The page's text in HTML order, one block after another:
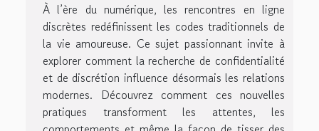
À l’ère du numérique, les rencontres en ligne
discrètes redéfinissent les codes traditionnels de
la vie amoureuse. Ce sujet passionnant invite à
explorer comment la recherche de confidentialité
et de discrétion influence désormais les relations
modernes. Découvrez comment ces nouvelles
pratiques transforment les attentes, les